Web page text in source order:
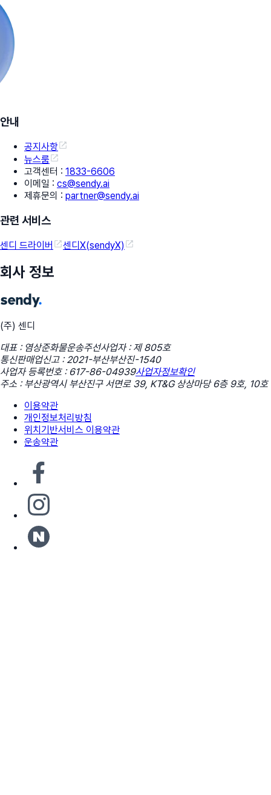
안내
공지사항
뉴스룸
고객센터 : 1833-6606
이메일 : cs@sendy.ai
제휴문의 : partner@sendy.ai
관련 서비스
센디 드라이버 센디X(sendyX)
회사 정보
(주) 센디
대표 : 염상준화물운송주선사업자 : 제 805호
통신판매업신고 : 2021-부산부산진-1540
사업자 등록번호 : 617-86-04939사업자정보확인
주소 : 부산광역시 부산진구 서면로 39, KT&G 상상마당 6층 9호, 10호
이용약관
개인정보처리방침
위치기반서비스 이용약관
운송약관